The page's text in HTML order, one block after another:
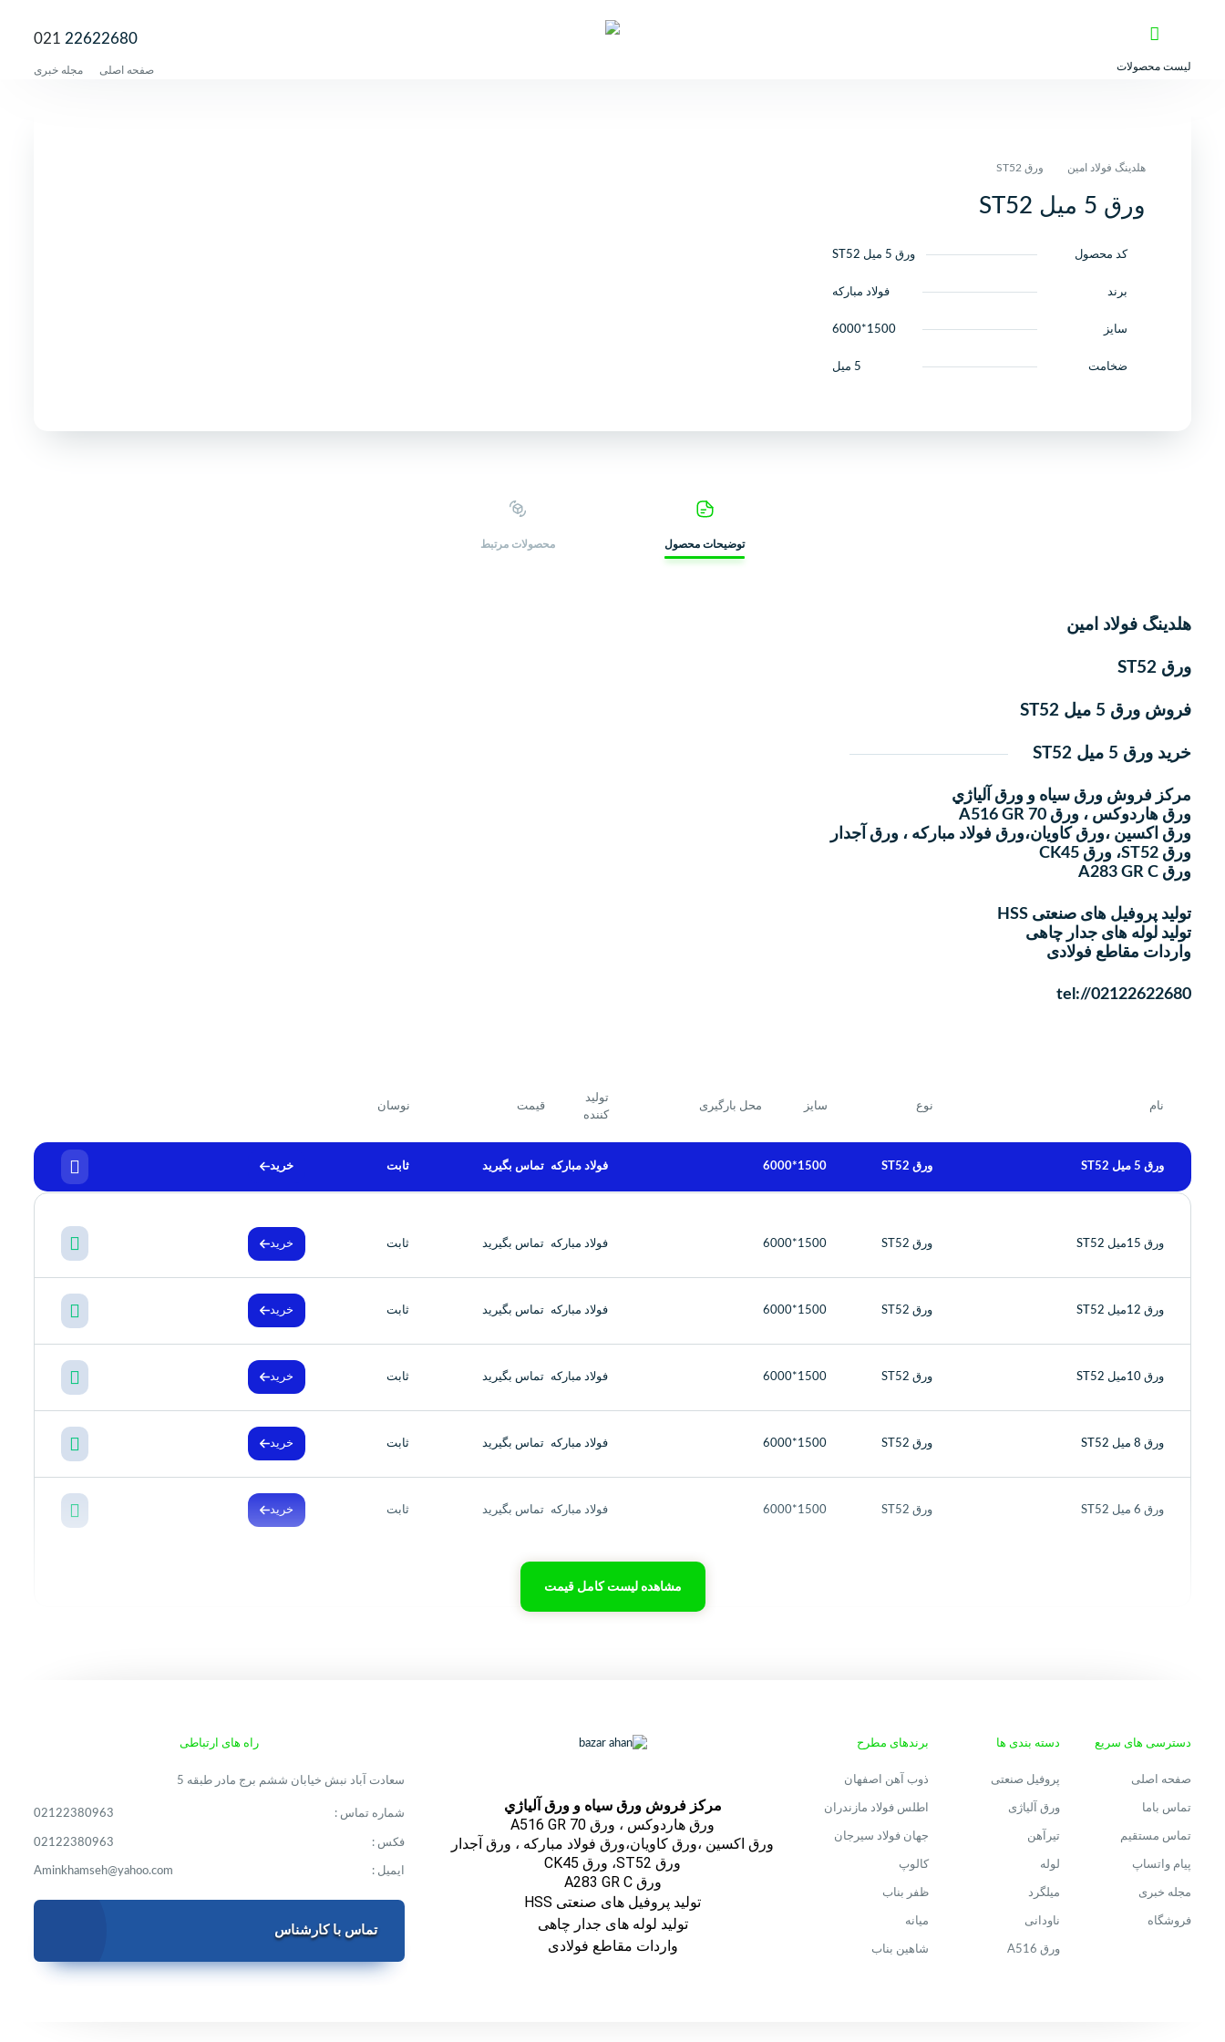
لیست محصولات
021 22622680
صفحه اصلی مجله خبری
هلدینگ فولاد امین ورق ST52
ورق 5 میل ST52
کد محصول ورق 5 میل ST52
برند فولاد مبارکه
سایز 1500*6000
ضخامت 5 میل
توضیحات محصول محصولات ‌مرتبط
هلدینگ فولاد امین
ورق ST52
فروش ورق 5 میل ST52
خرید ورق 5 میل ST52
مركز فروش ورق سياه و ورق آلياژي
ورق هاردوکس ، ورق A516 GR 70
ورق اكسين ،ورق كاويان،ورق فولاد مباركه ، ورق آجدار
ورق ST52، ورق CK45
ورق A283 GR C
تولید پروفیل های صنعتی HSS
تولید لوله های جدار چاهی
واردات مقاطع فولادی
tel://02122622680
نام نوع سایز محل بارگیری
تولید
کننده
قیمت نوسان
ورق 5 میل ST52 ورق ST52 1500*6000 فولاد مبارکه تماس بگیرید ثابت خرید
ورق 15میل ST52 ورق ST52 1500*6000 فولاد مبارکه تماس بگیرید ثابت خرید
ورق 12میل ST52 ورق ST52 1500*6000 فولاد مبارکه تماس بگیرید ثابت خرید
ورق 10میل ST52 ورق ST52 1500*6000 فولاد مبارکه تماس بگیرید ثابت خرید
ورق 8 میل ST52 ورق ST52 1500*6000 فولاد مبارکه تماس بگیرید ثابت خرید
ورق 6 میل ST52 ورق ST52 1500*6000 فولاد مبارکه تماس بگیرید ثابت خرید
مشاهده لیست کامل قیمت
دسترسی های سریع
صفحه اصلی
تماس باما
تماس مستقیم
پیام واتساپ
مجله خبری
فروشگاه
دسته بندی ها
پروفیل صنعتی
ورق آلیاژی
تیرآهن
لوله
میلگرد
ناودانی
ورق A516
برندهای مطرح
ذوب آهن اصفهان
اطلس فولاد مازندران
جهان فولاد سیرجان
کالوپ
ظفر بناب
میانه
شاهین بناب
مركز فروش ورق سياه و ورق آلياژي
ورق هاردوکس ، ورق A516 GR 70
ورق اكسين ،ورق كاويان،ورق فولاد مباركه ، ورق آجدار
ورق ST52، ورق CK45
ورق A283 GR C
تولید پروفیل های صنعتی HSS
تولید لوله های جدار چاهی
واردات مقاطع فولادی
راه های ارتباطی
سعادت آباد نبش خیابان ششم برج مادر طبقه 5
شماره تماس : 02122380963
فکس : 02122380963
ایمیل : Aminkhamseh@yahoo.com
تماس با کارشناس